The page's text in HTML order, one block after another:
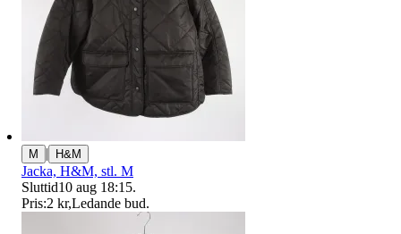
M | H&M
Jacka, H&M, stl. M
Sluttid10 aug 18:15.
Pris:2 kr,Ledande bud.